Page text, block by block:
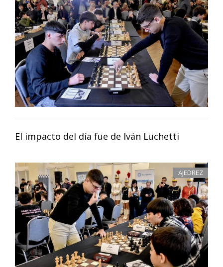
El impacto del día fue de Iván Luchetti
AJEDREZ